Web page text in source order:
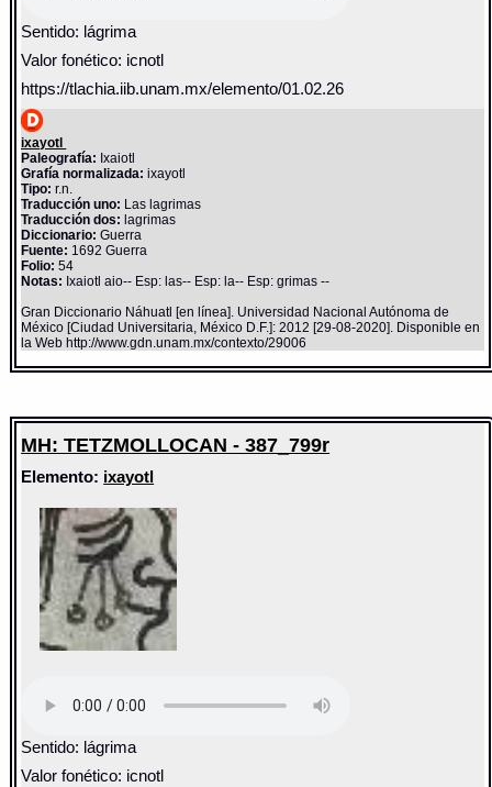
Sentido: lágrima
Valor fonético: icnotl
https://tlachia.iib.unam.mx/elemento/01.02.26
ixayotl
Paleografía: Ixaiotl
Grafía normalizada: ixayotl
Tipo: r.n.
Traducción uno: Las lagrimas
Traducción dos: lagrimas
Diccionario:Guerra
Fuente: 1692 Guerra
Folio: 54
Notas: Ixaiotl aio-- Esp: las-- Esp: la-- Esp: grimas --
Gran Diccionario Náhuatl [en línea]. Universidad Nacional Autónoma de
México [Ciudad Universitaria, México D.F.]: 2012 [29-08-2020]. Disponible en
la Web http://www.gdn.unam.mx/contexto/29006
MH: TETZMOLLOCAN - 387_799r
Elemento: ixayotl
Sentido: lágrima
Valor fonético: icnotl